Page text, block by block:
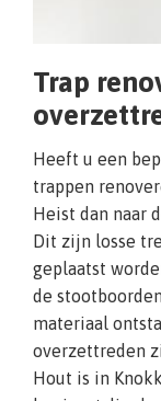
Trap
Heeft u een
trappen
Heist dan naar
Dit zijn losse
geplaatst
de
materiaal
overzettreden
Hout is in